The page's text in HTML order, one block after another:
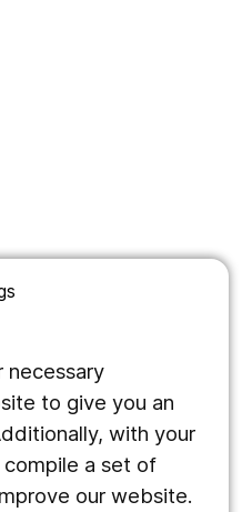
necessary
to give you an
with your
a set of
our website.